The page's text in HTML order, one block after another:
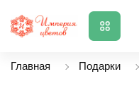
Главная Подарки